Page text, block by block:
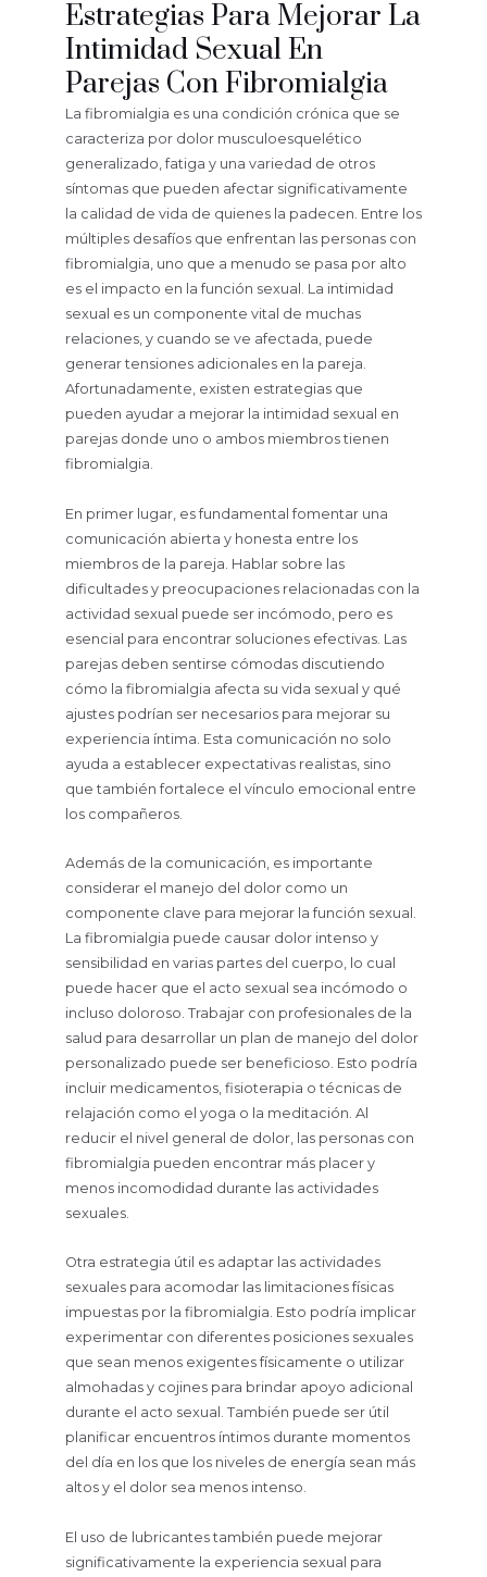
Estrategias Para Mejorar La
Intimidad Sexual En
Parejas Con Fibromialgia
La fibromialgia es una condición crónica que se
caracteriza por dolor musculoesquelético
generalizado, fatiga y una variedad de otros
síntomas que pueden afectar significativamente
la calidad de vida de quienes la padecen. Entre los
múltiples desafíos que enfrentan las personas con
fibromialgia, uno que a menudo se pasa por alto
es el impacto en la función sexual. La intimidad
sexual es un componente vital de muchas
relaciones, y cuando se ve afectada, puede
generar tensiones adicionales en la pareja.
Afortunadamente, existen estrategias que
pueden ayudar a mejorar la intimidad sexual en
parejas donde uno o ambos miembros tienen
fibromialgia.
En primer lugar, es fundamental fomentar una
comunicación abierta y honesta entre los
miembros de la pareja. Hablar sobre las
dificultades y preocupaciones relacionadas con la
actividad sexual puede ser incómodo, pero es
esencial para encontrar soluciones efectivas. Las
parejas deben sentirse cómodas discutiendo
cómo la fibromialgia afecta su vida sexual y qué
ajustes podrían ser necesarios para mejorar su
experiencia íntima. Esta comunicación no solo
ayuda a establecer expectativas realistas, sino
que también fortalece el vínculo emocional entre
los compañeros.
Además de la comunicación, es importante
considerar el manejo del dolor como un
componente clave para mejorar la función sexual.
La fibromialgia puede causar dolor intenso y
sensibilidad en varias partes del cuerpo, lo cual
puede hacer que el acto sexual sea incómodo o
incluso doloroso. Trabajar con profesionales de la
salud para desarrollar un plan de manejo del dolor
personalizado puede ser beneficioso. Esto podría
incluir medicamentos, fisioterapia o técnicas de
relajación como el yoga o la meditación. Al
reducir el nivel general de dolor, las personas con
fibromialgia pueden encontrar más placer y
menos incomodidad durante las actividades
sexuales.
Otra estrategia útil es adaptar las actividades
sexuales para acomodar las limitaciones físicas
impuestas por la fibromialgia. Esto podría implicar
experimentar con diferentes posiciones sexuales
que sean menos exigentes físicamente o utilizar
almohadas y cojines para brindar apoyo adicional
durante el acto sexual. También puede ser útil
planificar encuentros íntimos durante momentos
del día en los que los niveles de energía sean más
altos y el dolor sea menos intenso.
El uso de lubricantes también puede mejorar
significativamente la experiencia sexual para